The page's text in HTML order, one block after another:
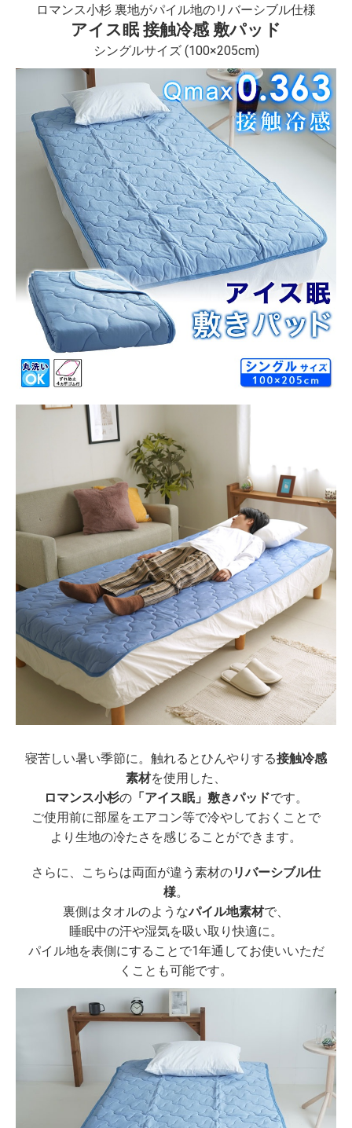
ロマンス小杉 裏地がパイル地のリバーシブル仕様
アイス眠 接触冷感 敷パッド
シングルサイズ (100×205cm)
寝苦しい暑い季節に。触れるとひんやりする接触冷感
素材を使用した、
ロマンス小杉の 「アイス眠」敷きパッドです。
ご使用前に部屋をエアコン等で冷やしておくことで
より生地の冷たさを感じることができます。
さらに、こちらは両面が違う素材のリバーシブル仕
様。
裏側はタオルのようなパイル地素材で、
睡眠中の汗や湿気を吸い取り快適に。
パイル地を表側にすることで1年通してお使いいただ
くことも可能です。